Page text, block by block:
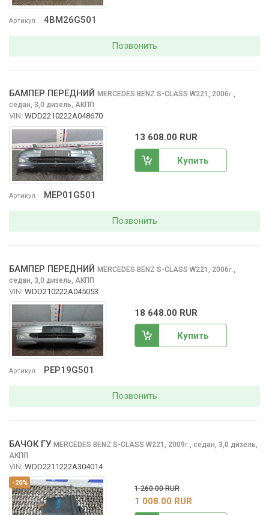
Артикул 4BM26G501
Позвонить
Артикул MEP01G501
БАМПЕР ПЕРЕДНИЙ MERCEDES BENZ S-CLASS W221, 2006г.,
седан, 3,0 дизель, АКПП
VIN: WDD2210222A048670
13 608.00 RUR
Купить
Позвонить
Артикул PEP19G501
БАМПЕР ПЕРЕДНИЙ MERCEDES BENZ S-CLASS W221, 2006г.
седан, 3,0 дизель, АКПП
VIN: WDD210222A045053
18 648.00 RUR
Купить
Позвонить
-20%
БАЧОК ГУ MERCEDES BENZ S-CLASS W221, 2009г.
седан, 3,0 дизель,
АКПП
VIN: WDD2211222A304014
1 260.00 RUR
1 008.00 RUR